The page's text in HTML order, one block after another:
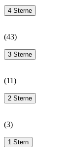
4 Sterne
(43)
3 Sterne
(11)
2 Sterne
(3)
1 Stern